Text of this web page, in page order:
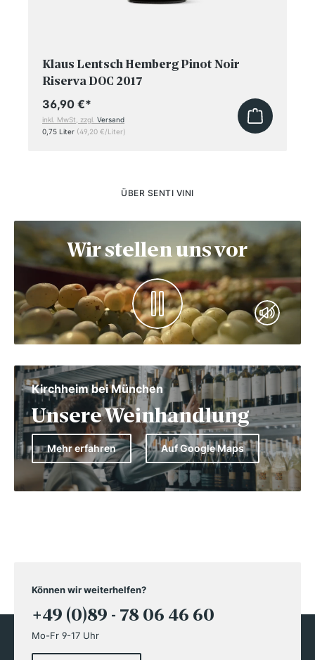
Klaus Lentsch Hemberg Pinot Noir
Riserva DOC 2017
36,90 €*
inkl. MwSt, zzgl. Versand
0,75 Liter (49,20 €/Liter)
ÜBER SENTI VINI
Wir stellen uns vor
Kirchheim bei München
Unsere Weinhandlung
Mehr erfahren Auf Google Maps
Können wir weiterhelfen?
+49 (0)89 - 78 06 46 60
Mo-Fr 9-17 Uhr